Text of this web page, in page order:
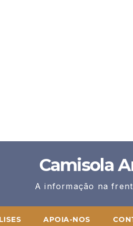
Camisola
A informação na
APOIA-NOS